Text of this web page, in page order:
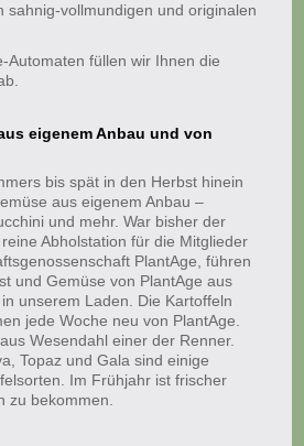
sahnig-vollmundigen und originalen
Automaten füllen wir Ihnen die
eigenem Anbau und von
bis spät in den Herbst hinein
aus eigenem Anbau –
und mehr. War bisher der
Abholstation für die Mitglieder
PlantAge, führen
und Gemüse von PlantAge aus
unserem Laden. Die Kartoffeln
jede Woche neu von PlantAge.
Wesendahl einer der Renner.
Topaz und Gala sind einige
Im Frühjahr ist frischer
zu bekommen.